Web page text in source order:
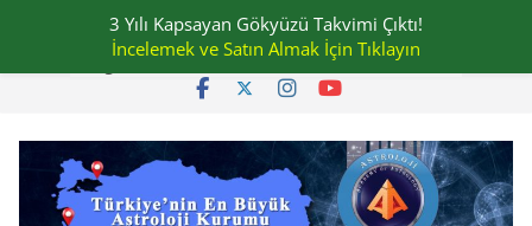
content
Perşembe, Ağustos 6, 2026
3 Yılı Kapsayan Gökyüzü Takvimi Çıktı!
İncelemek ve Satın Almak İçin Tıklayın